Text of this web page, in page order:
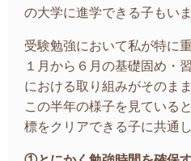
の大学に進学できる子もいま
受験勉強において私が特に
１月から６月の基礎固め・
における取り組みがそのま
この半年の様子を見ている
標をクリアできる子に共通